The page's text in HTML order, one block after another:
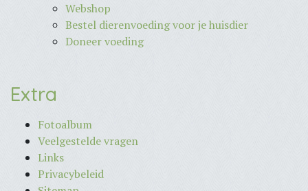
Webshop
Bestel dierenvoeding voor je huisdier
Doneer voeding
Extra
Fotoalbum
Veelgestelde vragen
Links
Privacybeleid